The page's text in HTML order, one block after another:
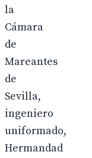
la
Cámara
de
Mareantes
de
Sevilla,
ingeniero
uniformado,
Hermandad